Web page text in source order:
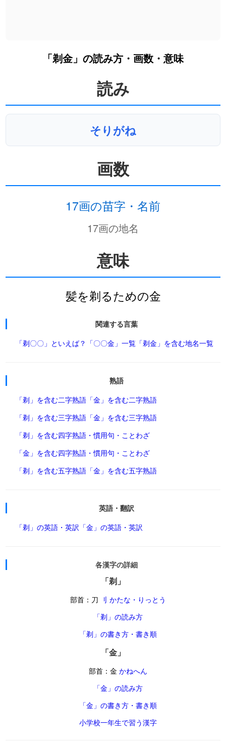
「剃金」の読み方・画数・意味
読み
そりがね
画数
17画の苗字・名前
17画の地名
意味
髪を剃るための金
関連する言葉
「剃〇〇」といえば？ 「〇〇金」一覧 「剃金」を含む地名一覧
熟語
「剃」を含む二字熟語 「金」を含む二字熟語
「剃」を含む三字熟語 「金」を含む三字熟語
「剃」を含む四字熟語・慣用句・ことわざ
「金」を含む四字熟語・慣用句・ことわざ
「剃」を含む五字熟語 「金」を含む五字熟語
英語・翻訳
「剃」の英語・英訳 「金」の英語・英訳
各漢字の詳細
「剃」
部首：刀 刂 かたな・りっとう
「剃」の読み方
「剃」の書き方・書き順
「金」
部首：金 かねへん
「金」の読み方
「金」の書き方・書き順
小学校一年生で習う漢字